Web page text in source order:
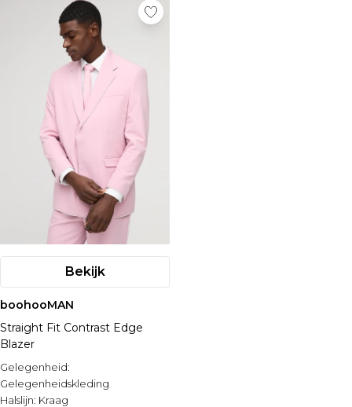
Bekijk
boohooMAN
Straight Fit Contrast Edge
Blazer
Gelegenheid:
Gelegenheidskleding
Halslijn: Kraag